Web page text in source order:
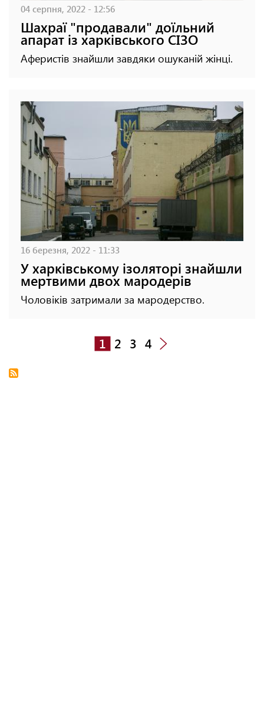
04 серпня, 2022 - 12:56
Шахраї "продавали" доїльний
апарат із харківського СІЗО
Аферистів знайшли завдяки ошуканій жінці.
16 березня, 2022 - 11:33
У харківському ізоляторі знайшли
мертвими двох мародерів
Чоловіків затримали за мародерство.
1 2 3 4